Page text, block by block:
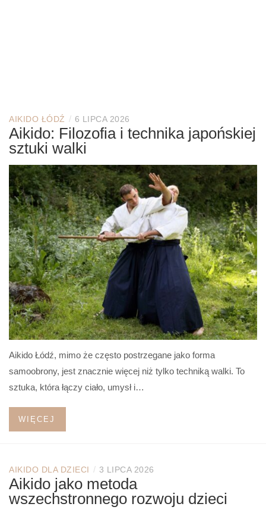
AIKIDO ŁÓDŹ / 6 LIPCA 2026
Aikido: Filozofia i technika japońskiej
sztuki walki
Aikido Łódź, mimo że często postrzegane jako forma
samoobrony, jest znacznie więcej niż tylko techniką walki. To
sztuka, która łączy ciało, umysł i…
WIĘCEJ
AIKIDO DLA DZIECI / 3 LIPCA 2026
Aikido jako metoda
wszechstronnego rozwoju dzieci